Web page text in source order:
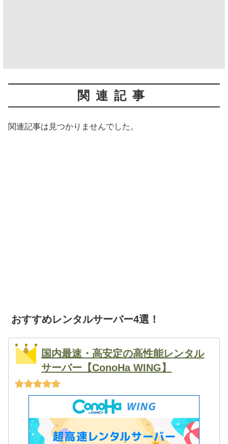
関連記事
関連記事は見つかりませんでした。
おすすめレンタルサーバー4選！
国内最速・高安定の高性能レンタル
サーバー【ConoHa WING】